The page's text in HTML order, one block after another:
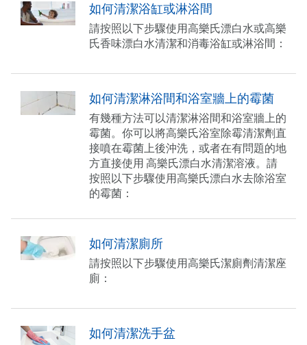
如何清潔浴缸或淋浴間
請按照以下步驟使用高樂氏漂白水或高樂
氏香味漂白水清潔和消毒浴缸或淋浴間：
如何清潔淋浴間和浴室牆上的霉菌
有幾種方法可以清潔淋浴間和浴室牆上的
霉菌。你可以將高樂氏浴室除霉清潔劑直
接噴在霉菌上後沖洗，或者在有問題的地
方直接使用 高樂氏漂白水清潔溶液。請
按照以下步驟使用高樂氏漂白水去除浴室
的霉菌：
如何清潔廁所
請按照以下步驟使用高樂氏潔廁劑清潔座
廁：
如何清潔洗手盆